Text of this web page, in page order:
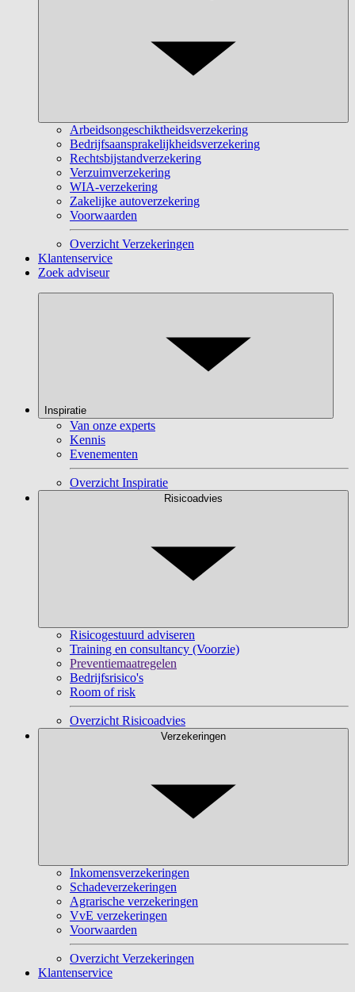
Arbeidsongeschiktheidsverzekering
Bedrijfsaansprakelijkheidsverzekering
Rechtsbijstandverzekering
Verzuimverzekering
WIA-verzekering
Zakelijke autoverzekering
Voorwaarden
Overzicht Verzekeringen
Klantenservice
Zoek adviseur
Inspiratie
Van onze experts
Kennis
Evenementen
Overzicht Inspiratie
Risicoadvies
Risicogestuurd adviseren
Training en consultancy (Voorzie)
Preventiemaatregelen
Bedrijfsrisico's
Room of risk
Overzicht Risicoadvies
Verzekeringen
Inkomensverzekeringen
Schadeverzekeringen
Agrarische verzekeringen
VvE verzekeringen
Voorwaarden
Overzicht Verzekeringen
Klantenservice